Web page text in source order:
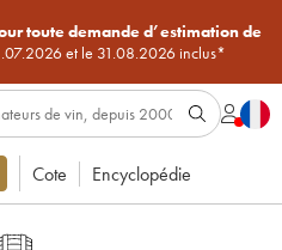
toute demande d’estimation de
et le 31.08.2026 inclus*
Cote Encyclopédie